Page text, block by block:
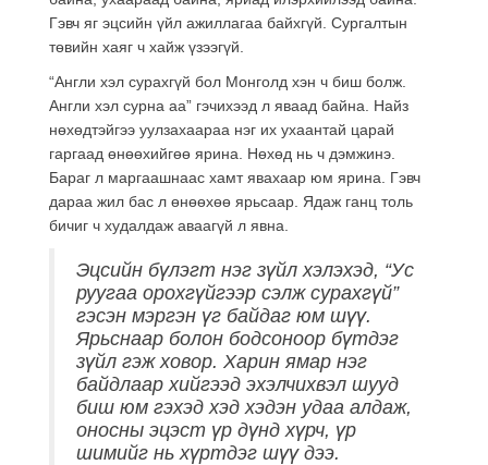
Гэвч яг эцсийн үйл ажиллагаа байхгүй. Сургалтын
төвийн хаяг ч хайж үзээгүй.
“Англи хэл сурахгүй бол Монголд хэн ч биш болж.
Англи хэл сурна аа” гэчихээд л яваад байна. Найз
нөхөдтэйгээ уулзахаараа нэг их ухаантай царай
гаргаад өнөөхийгөө ярина. Нөхөд нь ч дэмжинэ.
Бараг л маргаашнаас хамт явахаар юм ярина. Гэвч
дараа жил бас л өнөөхөө ярьсаар. Ядаж ганц толь
бичиг ч худалдаж аваагүй л явна.
Эцсийн бүлэгт нэг зүйл хэлэхэд, “Ус
руугаа орохгүйгээр сэлж сурахгүй”
гэсэн мэргэн үг байдаг юм шүү.
Ярьснаар болон бодсоноор бүтдэг
зүйл гэж ховор. Харин ямар нэг
байдлаар хийгээд эхэлчихвэл шууд
биш юм гэхэд хэд хэдэн удаа алдаж,
оносны эцэст үр дүнд хүрч, үр
шимийг нь хүртдэг шүү дээ.